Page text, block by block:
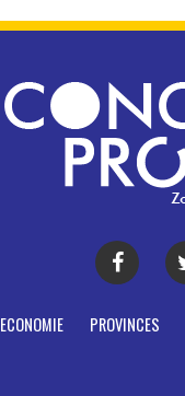
ECONOMIE PROVINCES